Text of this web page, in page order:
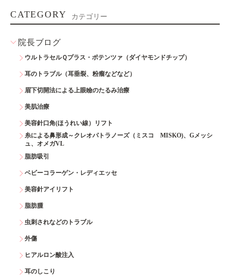
CATEGORY カテゴリー
院長ブログ
ウルトラセルＱプラス・ポテンツァ（ダイヤモンドチップ）
耳のトラブル（耳垂裂、粉瘤などなど）
眉下切開法による上眼瞼のたるみ治療
美肌治療
美容針口角(ほうれい線）リフト
糸による鼻形成～クレオパトラノーズ（ミスコ MISKO)、Gメッシ
ュ、オメガVL
脂肪吸引
ベビーコラーゲン・レディエッセ
美容針アイリフト
脂肪腫
虫刺されなどのトラブル
外傷
ヒアルロン酸注入
耳のしこり